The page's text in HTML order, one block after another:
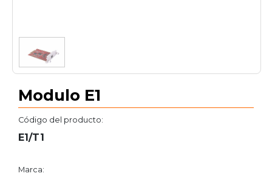
Modulo E1
Código del producto:
E1/T1
Marca: